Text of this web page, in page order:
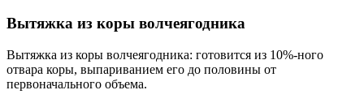
Вытяжка из коры волчеягодника
Вытяжка из коры волчеягодника: готовится из 10%-ного
отвара коры, выпариванием его до половины от
первоначального объема.